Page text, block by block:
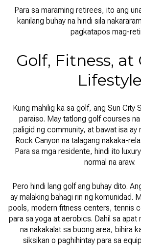
Para sa maraming retirees, ito ang
kanilang buhay na hindi sila
pagkatapos mag-
Golf, Fitness,
Lifestyle
Kung mahilig ka sa golf, ang Sun City
paraiso. May tatlong golf courses
paligid ng community, at bawat isa ay
Rock Canyon na talagang nakaka-
Para sa mga residente, hindi ito
normal na araw.
Pero hindi lang golf ang buhay dito.
ay malaking bahagi rin ng komunidad.
pools, modern fitness centers, tennis
para sa yoga at aerobics. Dahil sa
na nakakalat sa buong area, bihira
siksikan o paghihintay para sa